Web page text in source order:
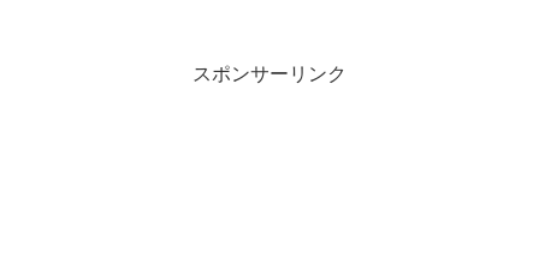
スポンサーリンク